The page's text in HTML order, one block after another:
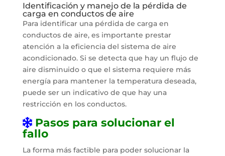
Identificación y manejo de la pérdida de
carga en conductos de aire
Para identificar una pérdida de carga en
conductos de aire, es importante prestar
atención a la eficiencia del sistema de aire
acondicionado. Si se detecta que hay un flujo de
aire disminuido o que el sistema requiere más
energía para mantener la temperatura deseada,
puede ser un indicativo de que hay una
restricción en los conductos.
Pasos para solucionar el
fallo
La forma más factible para poder solucionar la